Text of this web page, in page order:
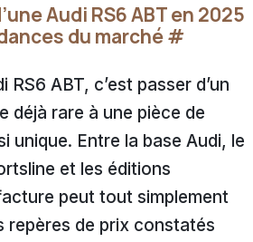
Audi RS6 ABT en 2025
du marché#
RS6 ABT, c’est passer d’un
déjà rare à une pièce de
unique. Entre la base Audi, le
et les éditions
peut tout simplement
repères de prix constatés